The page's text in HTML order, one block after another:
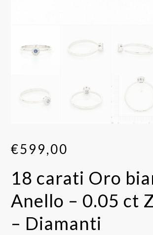
€599,00
18 carati Oro
Anello – 0.05 ct
– Diamanti